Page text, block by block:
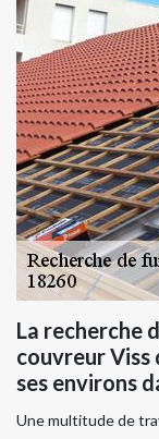
La recherche
couvreur Viss
ses environs
Une multitude de